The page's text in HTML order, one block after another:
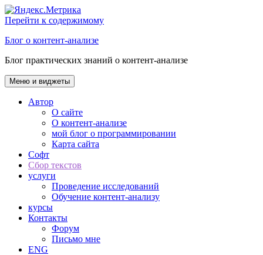
Перейти к содержимому
Блог о контент-анализе
Блог практических знаний о контент-анализе
Меню и виджеты
Автор
О сайте
О контент-анализе
мой блог о программировании
Карта сайта
Софт
Сбор текстов
услуги
Проведение исследований
Обучение контент-анализу
курсы
Контакты
Форум
Письмо мне
ENG